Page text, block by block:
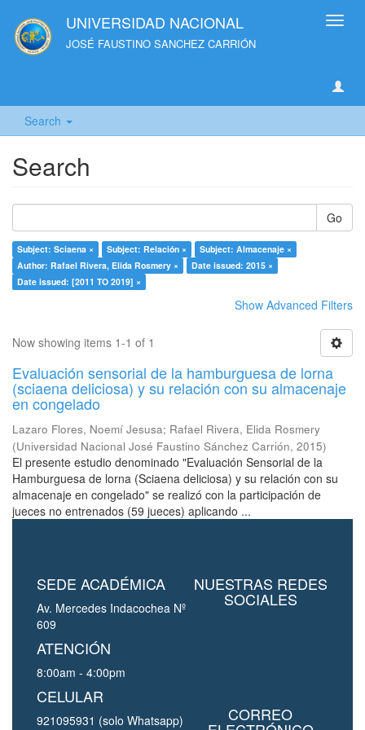
UNIVERSIDAD NACIONAL
JOSÉ FAUSTINO SANCHEZ CARRIÓN
Search
Search
Go
Subject: Sciaena × Subject: Relación ×
Subject: Almacenaje ×
Author: Rafael Rivera, Elida Rosmery ×
Date issued: 2015 ×
Date issued: [2011 TO 2019] ×
Show Advanced Filters
Now showing items 1-1 of 1
Evaluación sensorial de la hamburguesa de lorna
(sciaena deliciosa) y su relación con su almacenaje
en congelado
Lazaro Flores, Noemí Jesusa; Rafael Rivera, Elida Rosmery
(Universidad Nacional José Faustino Sánchez Carrión, 2015)
El presente estudio denominado "Evaluación Sensorial de la
Hamburguesa de lorna (Sciaena deliciosa) y su relación con su
almacenaje en congelado" se realizó con la participación de
jueces no entrenados (59 jueces) aplicando ...
SEDE ACADÉMICA
Av. Mercedes Indacochea Nº
609
ATENCIÓN
8:00am - 4:00pm
CELULAR
921095931 (solo Whatsapp)
NUESTRAS REDES
SOCIALES
CORREO